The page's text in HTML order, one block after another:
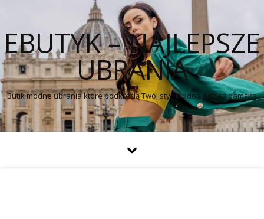
EBUTYK – NAJLEPSZE
UBRANIA
Butik modne ubrania które podkreślą Twój styl. Modna odzież damska